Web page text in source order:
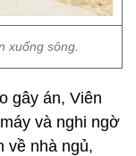
xuống sông.
gây án, Viên
và nghi ngờ
về nhà ngủ,